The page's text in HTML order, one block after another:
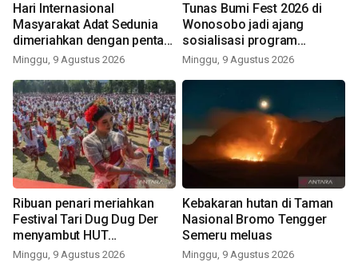
Hari Internasional
Masyarakat Adat Sedunia
dimeriahkan dengan pentas
seni budaya Bali
Minggu, 9 Agustus 2026
Tunas Bumi Fest 2026 di
Wonosobo jadi ajang
sosialisasi program
pemerintah lewat balon
Minggu, 9 Agustus 2026
Ribuan penari meriahkan
Festival Tari Dug Dug Der
menyambut HUT
Kemerdekaan
Minggu, 9 Agustus 2026
Kebakaran hutan di Taman
Nasional Bromo Tengger
Semeru meluas
Minggu, 9 Agustus 2026